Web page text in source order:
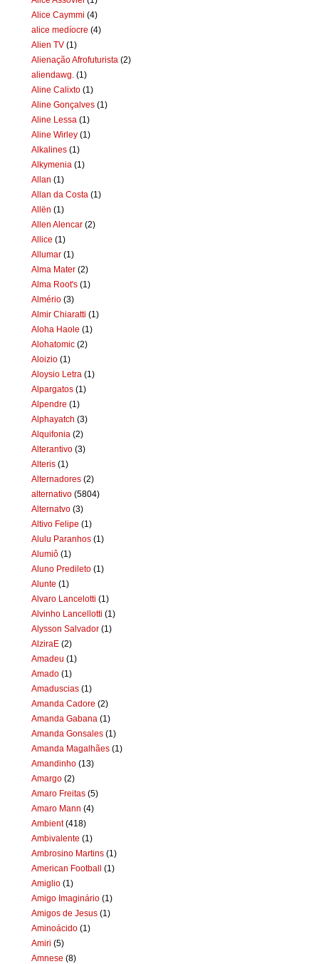
Alice Caymmi (4)
alice medíocre (4)
Alien TV (1)
Alienação Afrofuturista (2)
aliendawg. (1)
Aline Calixto (1)
Aline Gonçalves (1)
Aline Lessa (1)
Aline Wirley (1)
Alkalines (1)
Alkymenia (1)
Allan (1)
Allan da Costa (1)
Allën (1)
Allen Alencar (2)
Allice (1)
Allumar (1)
Alma Mater (2)
Alma Root's (1)
Almério (3)
Almir Chiaratti (1)
Aloha Haole (1)
Alohatomic (2)
Aloizio (1)
Aloysio Letra (1)
Alpargatos (1)
Alpendre (1)
Alphayatch (3)
Alquifonia (2)
Alterantivo (3)
Alteris (1)
Alternadores (2)
alternativo (5804)
Alternatvo (3)
Altivo Felipe (1)
Alulu Paranhos (1)
Alumiô (1)
Aluno Predileto (1)
Alunte (1)
Alvaro Lancelotti (1)
Alvinho Lancellotti (1)
Alysson Salvador (1)
AlziraE (2)
Amadeu (1)
Amado (1)
Amaduscias (1)
Amanda Cadore (2)
Amanda Gabana (1)
Amanda Gonsales (1)
Amanda Magalhães (1)
Amandinho (13)
Amargo (2)
Amaro Freitas (5)
Amaro Mann (4)
Ambient (418)
Ambivalente (1)
Ambrosino Martins (1)
American Football (1)
Amiglio (1)
Amigo Imaginário (1)
Amigos de Jesus (1)
Aminoácido (1)
Amiri (5)
Amnese (8)